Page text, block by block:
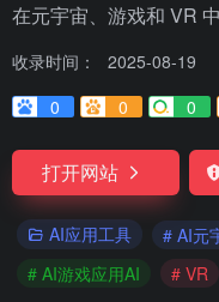
在元宇宙、游戏和 VR
收录时间：
2025-08-19
0
0 0
打开网站
AI应用工具 # AI元
# AI游戏应用AI
# VR